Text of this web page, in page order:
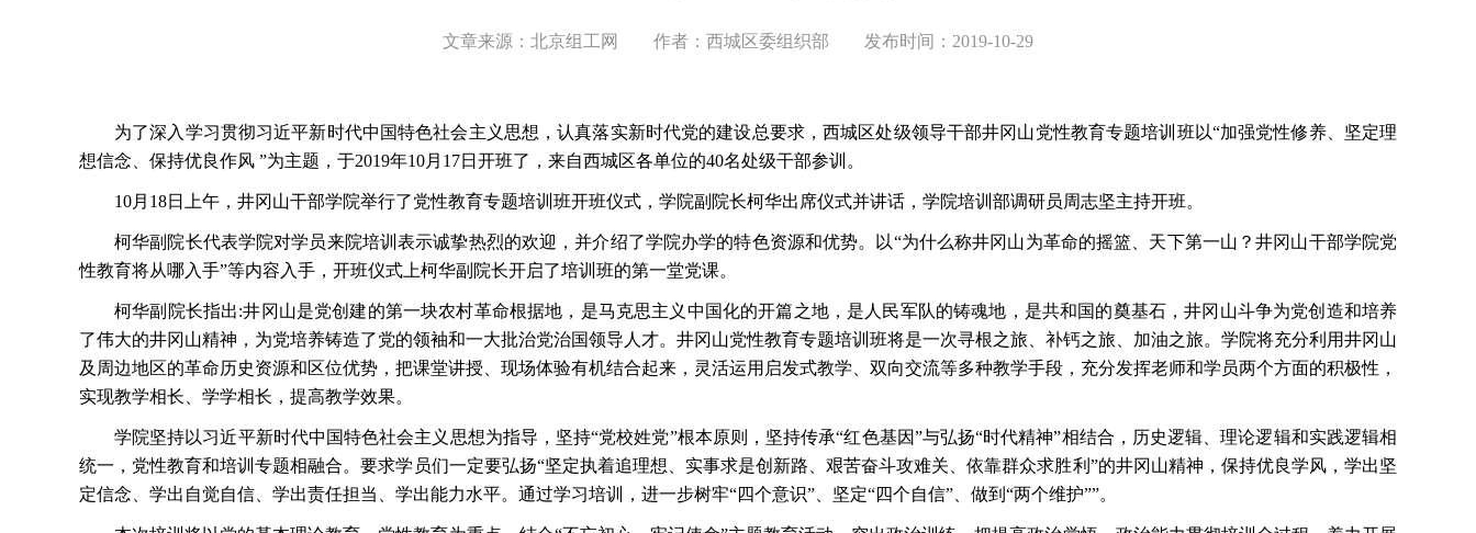
文章来源：北京组工网 作者：西城区委组织部 发布时间：2019-10-29
为了深入学习贯彻习近平新时代中国特色社会主义思想，认真落实新时代党的建设总要求，西城区处级领导干部井冈山党性教育专题培训班以“加强党性修养、坚定理
想信念、保持优良作风 ”为主题，于2019年10月17日开班了，来自西城区各单位的40名处级干部参训。
10月18日上午，井冈山干部学院举行了党性教育专题培训班开班仪式，学院副院长柯华出席仪式并讲话，学院培训部调研员周志坚主持开班。
柯华副院长代表学院对学员来院培训表示诚挚热烈的欢迎，并介绍了学院办学的特色资源和优势。以“为什么称井冈山为革命的摇篮、天下第一山？井冈山干部学院党
性教育将从哪入手”等内容入手，开班仪式上柯华副院长开启了培训班的第一堂党课。
柯华副院长指出:井冈山是党创建的第一块农村革命根据地，是马克思主义中国化的开篇之地，是人民军队的铸魂地，是共和国的奠基石，井冈山斗争为党创造和培养
了伟大的井冈山精神，为党培养铸造了党的领袖和一大批治党治国领导人才。井冈山党性教育专题培训班将是一次寻根之旅、补钙之旅、加油之旅。学院将充分利用井冈山
及周边地区的革命历史资源和区位优势，把课堂讲授、现场体验有机结合起来，灵活运用启发式教学、双向交流等多种教学手段，充分发挥老师和学员两个方面的积极性，
实现教学相长、学学相长，提高教学效果。
学院坚持以习近平新时代中国特色社会主义思想为指导，坚持“党校姓党”根本原则，坚持传承“红色基因”与弘扬“时代精神”相结合，历史逻辑、理论逻辑和实践逻辑相
统一，党性教育和培训专题相融合。要求学员们一定要弘扬“坚定执着追理想、实事求是创新路、艰苦奋斗攻难关、依靠群众求胜利”的井冈山精神，保持优良学风，学出坚
定信念、学出自觉自信、学出责任担当、学出能力水平。通过学习培训，进一步树牢“四个意识”、坚定“四个自信”、做到“两个维护””。